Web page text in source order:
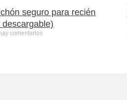
seguro para recién
comentarios